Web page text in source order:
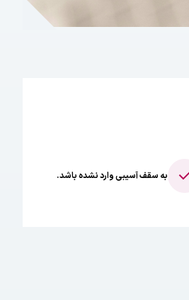
به سقف آسیبی وارد نشده باشد.